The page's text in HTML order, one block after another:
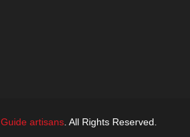
Guide artisans. All Rights Reserved.